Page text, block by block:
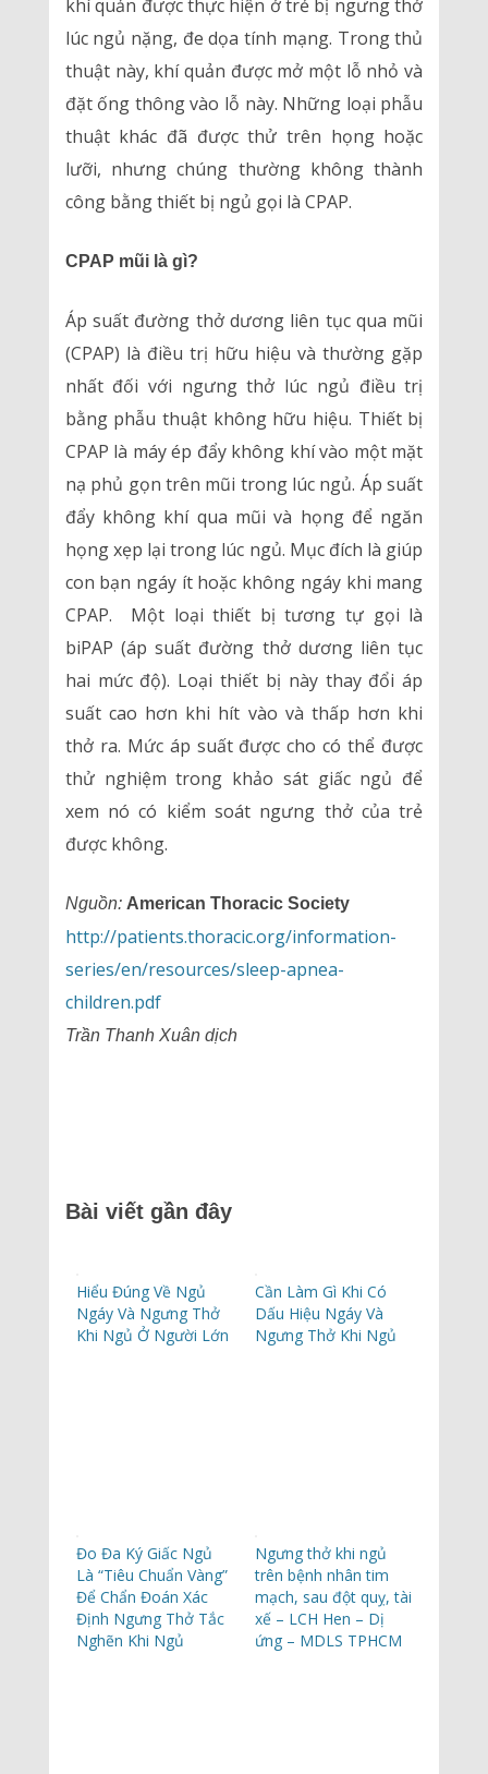
khí quản được thực hiện ở trẻ bị ngưng thở
lúc ngủ nặng, đe dọa tính mạng. Trong thủ
thuật này, khí quản được mở một lỗ nhỏ và
đặt ống thông vào lỗ này. Những loại phẫu
thuật khác đã được thử trên họng hoặc
lưỡi, nhưng chúng thường không thành
công bằng thiết bị ngủ gọi là CPAP.
CPAP mũi là gì?
Áp suất đường thở dương liên tục qua mũi
(CPAP) là điều trị hữu hiệu và thường gặp
nhất đối với ngưng thở lúc ngủ điều trị
bằng phẫu thuật không hữu hiệu. Thiết bị
CPAP là máy ép đẩy không khí vào một mặt
nạ phủ gọn trên mũi trong lúc ngủ. Áp suất
đẩy không khí qua mũi và họng để ngăn
họng xẹp lại trong lúc ngủ. Mục đích là giúp
con bạn ngáy ít hoặc không ngáy khi mang
CPAP. Một loại thiết bị tương tự gọi là
biPAP (áp suất đường thở dương liên tục
hai mức độ). Loại thiết bị này thay đổi áp
suất cao hơn khi hít vào và thấp hơn khi
thở ra. Mức áp suất được cho có thể được
thử nghiệm trong khảo sát giấc ngủ để
xem nó có kiểm soát ngưng thở của trẻ
được không.
Nguồn: American Thoracic Society
http://patients.thoracic.org/information-
series/en/resources/sleep-apnea-
children.pdf
Trần Thanh Xuân dịch
Bài viết gần đây
Hiểu Đúng Về Ngủ
Ngáy Và Ngưng Thở
Khi Ngủ Ở Người Lớn
Cần Làm Gì Khi Có
Dấu Hiệu Ngáy Và
Ngưng Thở Khi Ngủ
Đo Đa Ký Giấc Ngủ
Là “Tiêu Chuẩn Vàng”
Để Chẩn Đoán Xác
Định Ngưng Thở Tắc
Nghẽn Khi Ngủ
Ngưng thở khi ngủ
trên bệnh nhân tim
mạch, sau đột quỵ, tài
xế – LCH Hen – Dị
ứng – MDLS TPHCM